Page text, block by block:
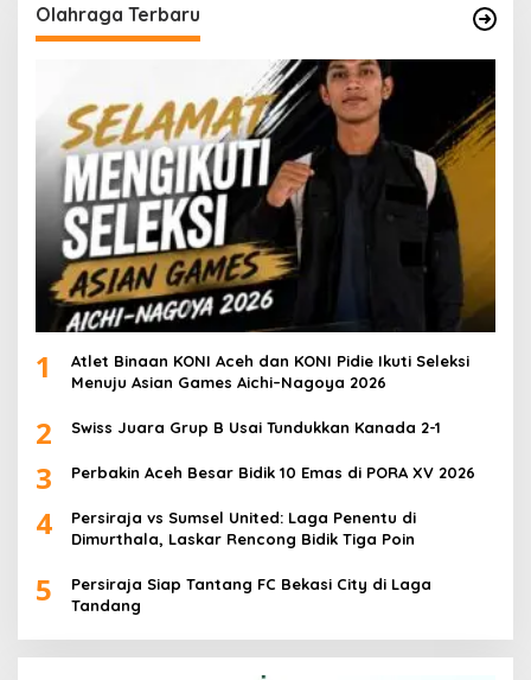
Olahraga Terbaru
1
Atlet Binaan KONI Aceh dan KONI Pidie Ikuti Seleksi
Menuju Asian Games Aichi–Nagoya 2026
2 Swiss Juara Grup B Usai Tundukkan Kanada 2-1
3 Perbakin Aceh Besar Bidik 10 Emas di PORA XV 2026
4
Persiraja vs Sumsel United: Laga Penentu di
Dimurthala, Laskar Rencong Bidik Tiga Poin
5
Persiraja Siap Tantang FC Bekasi City di Laga
Tandang